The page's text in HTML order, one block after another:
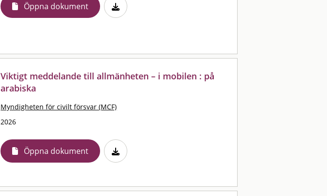
Öppna dokument
Viktigt meddelande till allmänheten – i mobilen : på
arabiska
Myndigheten för civilt försvar (MCF)
2026
Öppna dokument